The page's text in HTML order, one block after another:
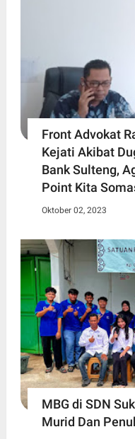
Front Advokat
Kejati Akibat
Bank Sulteng,
Point Kita
Oktober 02, 2023
MBG di SDN
Murid Dan